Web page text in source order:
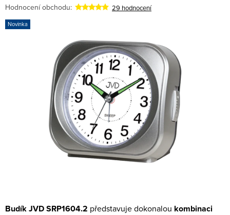
Hodnocení obchodu:
29 hodnocení
Novinka
Budík JVD SRP1604.2 představuje dokonalou kombinaci